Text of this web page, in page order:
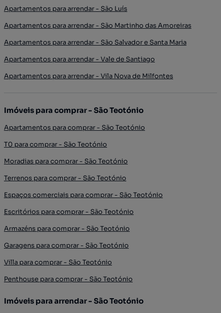
Apartamentos para arrendar - São Luís
Apartamentos para arrendar - São Martinho das Amoreiras
Apartamentos para arrendar - São Salvador e Santa Maria
Apartamentos para arrendar - Vale de Santiago
Apartamentos para arrendar - Vila Nova de Milfontes
Imóveis para comprar - São Teotónio
Apartamentos para comprar - São Teotónio
T0 para comprar - São Teotónio
Moradias para comprar - São Teotónio
Terrenos para comprar - São Teotónio
Espaços comerciais para comprar - São Teotónio
Escritórios para comprar - São Teotónio
Armazéns para comprar - São Teotónio
Garagens para comprar - São Teotónio
Villa para comprar - São Teotónio
Penthouse para comprar - São Teotónio
Imóveis para arrendar - São Teotónio